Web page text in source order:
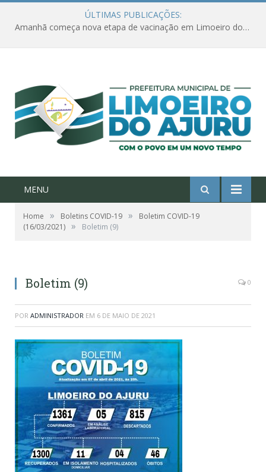
ÚLTIMAS PUBLICAÇÕES:
Amanhã começa nova etapa de vacinação em Limoeiro do Ajuru para idosos com 65 ou mais
MENU
Home » Boletins COVID-19 »
Boletim COVID-19
(16/03/2021) » Boletim (9)
Boletim (9) 0
POR ADMINISTRADOR EM 6 DE MAIO DE 2021